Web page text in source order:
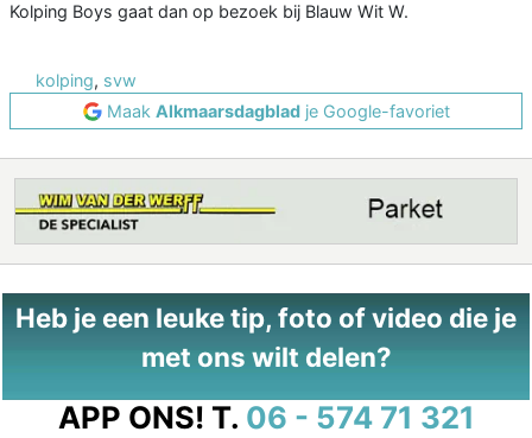
Kolping Boys gaat dan op bezoek bij Blauw Wit W.
kolping, svw
Maak Alkmaarsdagbladje Google-favoriet
Heb je een leuke tip, foto of video die je
met ons wilt delen?
APP ONS! T. 06 - 574 71 321